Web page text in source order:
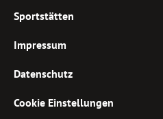
Sportstätten
Impressum
Datenschutz
Cookie Einstellungen